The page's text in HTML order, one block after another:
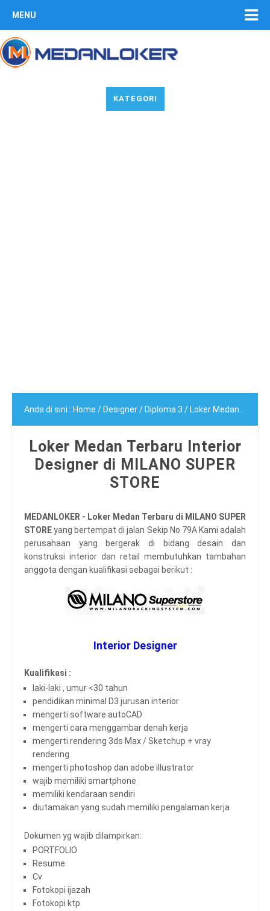
MENU
KATEGORI
Anda di sini : Home / Designer/ Diploma 3 / Loker Medan Terbaru Interior Designer di MILANO SUPER STORE
Loker Medan Terbaru Interior
Designer di MILANO SUPER
STORE
MEDANLOKER - Loker Medan Terbaru di MILANO SUPER
STOREyang bertempat di jalan Sekip No 79A Kami adalah
perusahaan yang bergerak di bidang desain dan
konstruksi interior dan retail membutuhkan tambahan
anggota dengan kualifikasi sebagai berikut :
Interior Designer
Kualifikasi :
laki-laki , umur <30 tahun
pendidikan minimal D3 jurusan interior
mengerti software autoCAD
mengerti cara menggambar denah kerja
mengerti rendering 3ds Max / Sketchup + vray
rendering
mengerti photoshop dan adobe illustrator
wajib memiliki smartphone
memiliki kendaraan sendiri
diutamakan yang sudah memiliki pengalaman kerja
Dokumen yg wajib dilampirkan:
PORTFOLIO
Resume
Cv
Fotokopi ijazah
Fotokopi ktp